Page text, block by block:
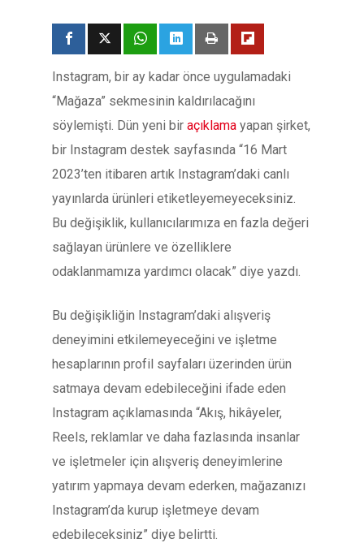
Instagram, bir ay kadar önce uygulamadaki
“Mağaza” sekmesinin kaldırılacağını
söylemişti. Dün yeni bir açıklama yapan şirket,
bir Instagram destek sayfasında “16 Mart
2023’ten itibaren artık Instagram’daki canlı
yayınlarda ürünleri etiketleyemeyeceksiniz.
Bu değişiklik, kullanıcılarımıza en fazla değeri
sağlayan ürünlere ve özelliklere
odaklanmamıza yardımcı olacak” diye yazdı.
Bu değişikliğin Instagram’daki alışveriş
deneyimini etkilemeyeceğini ve işletme
hesaplarının profil sayfaları üzerinden ürün
satmaya devam edebileceğini ifade eden
Instagram açıklamasında “Akış, hikâyeler,
Reels, reklamlar ve daha fazlasında insanlar
ve işletmeler için alışveriş deneyimlerine
yatırım yapmaya devam ederken, mağazanızı
Instagram’da kurup işletmeye devam
edebileceksiniz” diye belirtti.